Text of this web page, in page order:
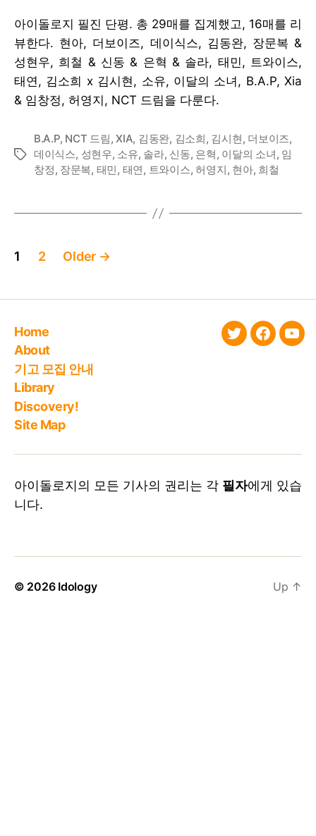
아이돌로지 필진 단평. 총 29매를 집계했고, 16매를 리
뷰한다. 현아, 더보이즈, 데이식스, 김동완, 장문복 &
성현우, 희철 & 신동 & 은혁 & 솔라, 태민, 트와이스,
태연, 김소희 x 김시현, 소유, 이달의 소녀, B.A.P, Xia
& 임창정, 허영지, NCT 드림을 다룬다.
Tags
B.A.P, NCT 드림,XIA, 김동완, 김소희, 김시현, 더보이즈,
데이식스, 성현우, 소유, 솔라, 신동, 은혁, 이달의 소녀, 임
창정, 장문복, 태민, 태연, 트와이스,허영지, 현아, 희철
Posts
1 2 Older →
Home
About
기고 모집 안내
Library
Discovery!
Site Map
twitter
아이돌로지의 모든 기사의 권리는 각 필자에게 있습
니다.
© 2026 Idology Up ↑